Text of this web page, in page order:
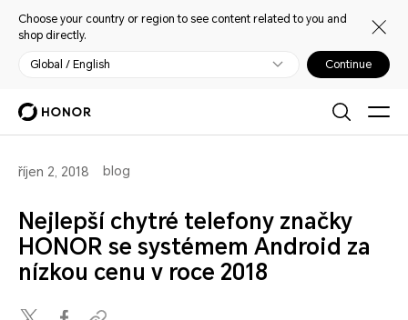
Choose your country or region to see content related to you and
shop directly.
Global / English Continue
říjen 2, 2018 blog
Nejlepší chytré telefony značky
HONOR se systémem Android za
nízkou cenu v roce 2018